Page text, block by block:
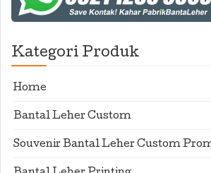
Kategori Produk
Home
Bantal Leher Custom
Souvenir Bantal Leher Custom